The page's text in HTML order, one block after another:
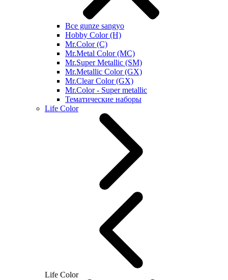
Все gunze sangyo
Hobby Color (H)
Mr.Color (C)
Mr.Metal Color (MC)
Mr.Super Metallic (SM)
Mr.Metallic Color (GX)
Mr.Clear Color (GX)
Mr.Color - Super metallic
Тематические наборы
Life Color
Life Color